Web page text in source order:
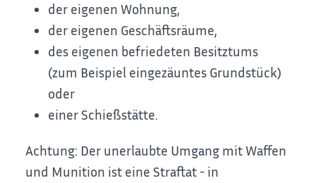
der eigenen Wohnung,
der eigenen Geschäftsräume,
des eigenen befriedeten Besitztums
(zum Beispiel eingezäuntes Grundstück)
oder
einer Schießstätte.
Achtung: Der unerlaubte Umgang mit Waffen
und Munition ist eine Straftat - in